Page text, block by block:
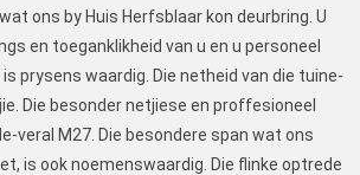
ons by Huis Herfsblaar kon deurbring. U
en toeganklikheid van u en u personeel
prysens waardig. Die netheid van die tuine-
Die besonder netjiese en proffesioneel
veral M27. Die besondere span wat ons
is ook noemenswaardig. Die flinke optrede